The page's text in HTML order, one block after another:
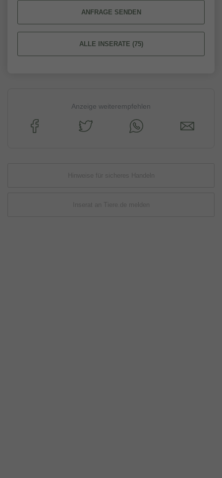
ANFRAGE SENDEN
ALLE INSERATE (75)
Anzeige weiterempfehlen
Hinweise für sicheres Handeln
Inserat an Tiere.de melden